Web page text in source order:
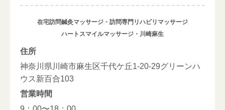
在宅訪問鍼灸マッサージ・訪問専門リハビリマッサージ
ハートスマイルマッサージ・川崎麻生
住所
神奈川県川崎市麻生区千代ケ丘1-20-29グリーンハ
ウス新百合103
営業時間